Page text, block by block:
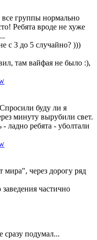
группы нормально
Ребята вроде не хуже
с 3 до 5 случайно? )))
там вайфая не было :),
буду ли я
минуту вырубили свет.
- ладно ребята - уболтали
через дорогу ряд
частично
подумал...